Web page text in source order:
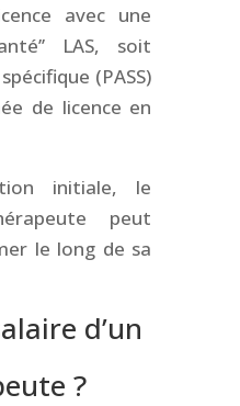
avec une
LAS, soit
(PASS)
de licence en
initiale, le
peut
le long de sa
d’un
?